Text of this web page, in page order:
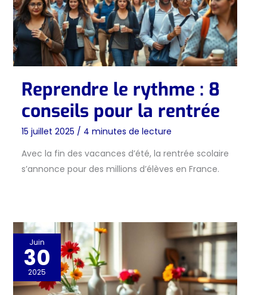
Reprendre le rythme : 8
conseils pour la rentrée
15 juillet 2025 / 4 minutes de lecture
Avec la fin des vacances d’été, la rentrée scolaire
s’annonce pour des millions d’élèves en France.
Juin
30
2025